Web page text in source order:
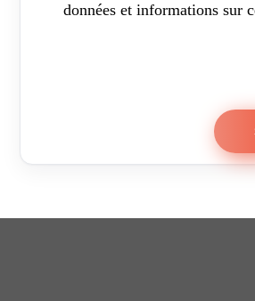
données et informations sur